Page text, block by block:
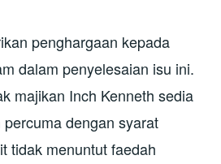
penghargaan kepada
dalam penyelesaian isu ini.
majikan Inch Kenneth sedia
dengan syarat
tidak menuntut faedah